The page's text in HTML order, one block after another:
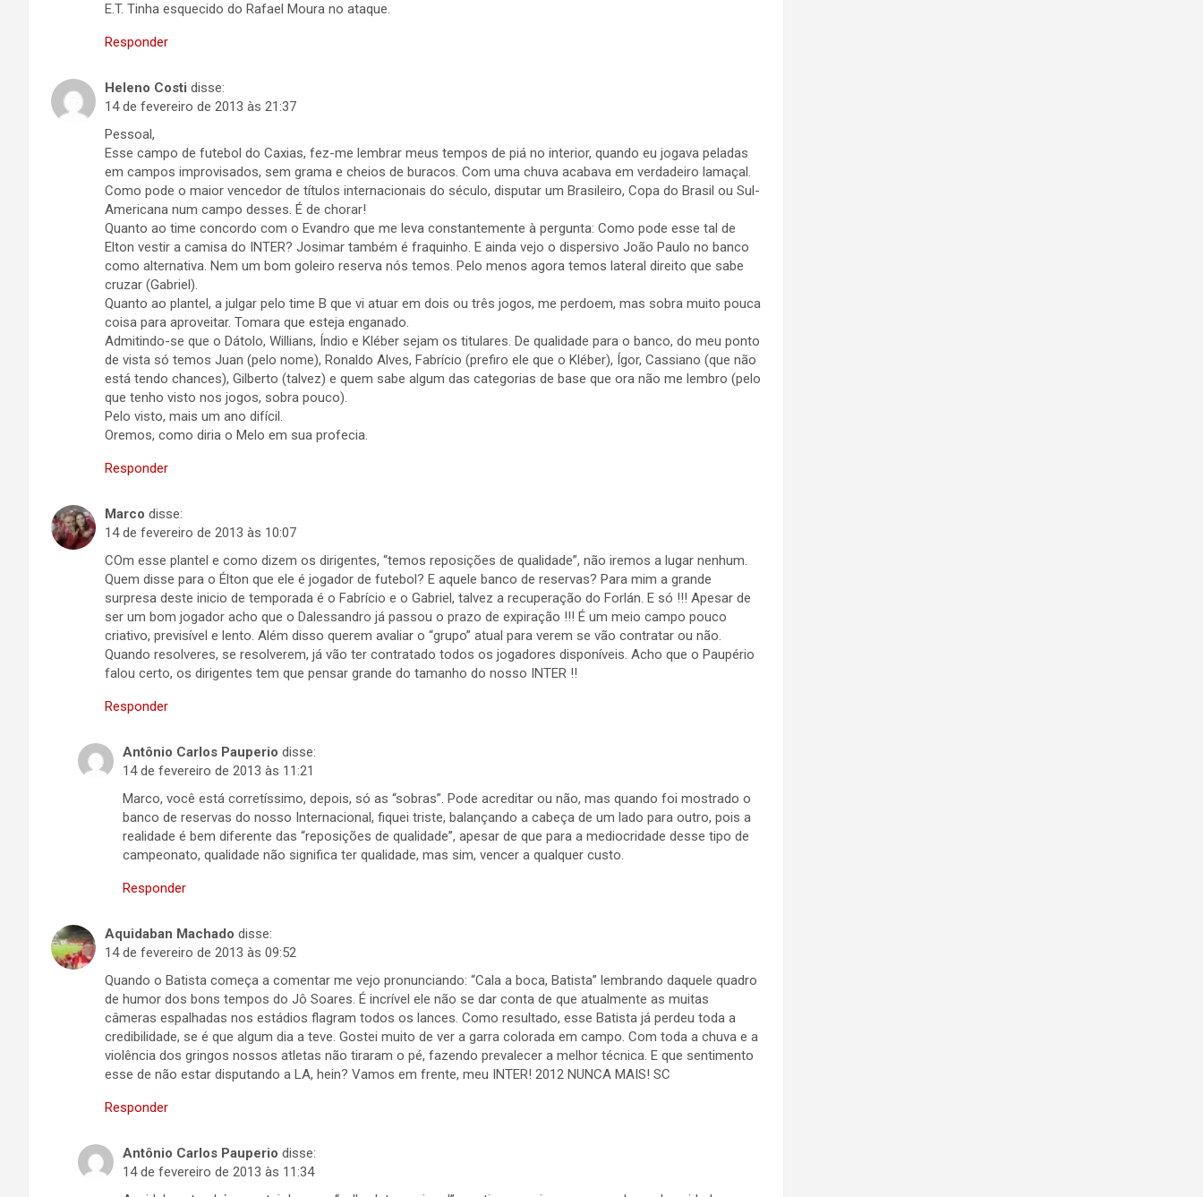
E.T. Tinha esquecido do Rafael Moura no ataque.
Responder
Heleno Costi disse:
14 de fevereiro de 2013 às 21:37
Pessoal,
Esse campo de futebol do Caxias, fez-me lembrar meus tempos de piá no interior, quando eu jogava peladas
em campos improvisados, sem grama e cheios de buracos. Com uma chuva acabava em verdadeiro lamaçal.
Como pode o maior vencedor de títulos internacionais do século, disputar um Brasileiro, Copa do Brasil ou Sul-
Americana num campo desses. É de chorar!
Quanto ao time concordo com o Evandro que me leva constantemente à pergunta: Como pode esse tal de
Elton vestir a camisa do INTER? Josimar também é fraquinho. E ainda vejo o dispersivo João Paulo no banco
como alternativa. Nem um bom goleiro reserva nós temos. Pelo menos agora temos lateral direito que sabe
cruzar (Gabriel).
Quanto ao plantel, a julgar pelo time B que vi atuar em dois ou três jogos, me perdoem, mas sobra muito pouca
coisa para aproveitar. Tomara que esteja enganado.
Admitindo-se que o Dátolo, Willians, Índio e Kléber sejam os titulares. De qualidade para o banco, do meu ponto
de vista só temos Juan (pelo nome), Ronaldo Alves, Fabrício (prefiro ele que o Kléber), Ígor, Cassiano (que não
está tendo chances), Gilberto (talvez) e quem sabe algum das categorias de base que ora não me lembro (pelo
que tenho visto nos jogos, sobra pouco).
Pelo visto, mais um ano difícil.
Oremos, como diria o Melo em sua profecia.
Responder
Marco disse:
14 de fevereiro de 2013 às 10:07
COm esse plantel e como dizem os dirigentes, “temos reposições de qualidade”, não iremos a lugar nenhum.
Quem disse para o Élton que ele é jogador de futebol? E aquele banco de reservas? Para mim a grande
surpresa deste inicio de temporada é o Fabrício e o Gabriel, talvez a recuperação do Forlán. E só !!! Apesar de
ser um bom jogador acho que o Dalessandro já passou o prazo de expiração !!! É um meio campo pouco
criativo, previsível e lento. Além disso querem avaliar o “grupo” atual para verem se vão contratar ou não.
Quando resolveres, se resolverem, já vão ter contratado todos os jogadores disponíveis. Acho que o Paupério
falou certo, os dirigentes tem que pensar grande do tamanho do nosso INTER !!
Responder
Antônio Carlos Pauperio disse:
14 de fevereiro de 2013 às 11:21
Marco, você está corretíssimo, depois, só as “sobras”. Pode acreditar ou não, mas quando foi mostrado o
banco de reservas do nosso Internacional, fiquei triste, balançando a cabeça de um lado para outro, pois a
realidade é bem diferente das “reposições de qualidade”, apesar de que para a mediocridade desse tipo de
campeonato, qualidade não significa ter qualidade, mas sim, vencer a qualquer custo.
Responder
Aquidaban Machado disse:
14 de fevereiro de 2013 às 09:52
Quando o Batista começa a comentar me vejo pronunciando: “Cala a boca, Batista” lembrando daquele quadro
de humor dos bons tempos do Jô Soares. É incrível ele não se dar conta de que atualmente as muitas
câmeras espalhadas nos estádios flagram todos os lances. Como resultado, esse Batista já perdeu toda a
credibilidade, se é que algum dia a teve. Gostei muito de ver a garra colorada em campo. Com toda a chuva e a
violência dos gringos nossos atletas não tiraram o pé, fazendo prevalecer a melhor técnica. E que sentimento
esse de não estar disputando a LA, hein? Vamos em frente, meu INTER! 2012 NUNCA MAIS! SC
Responder
Antônio Carlos Pauperio disse:
14 de fevereiro de 2013 às 11:34